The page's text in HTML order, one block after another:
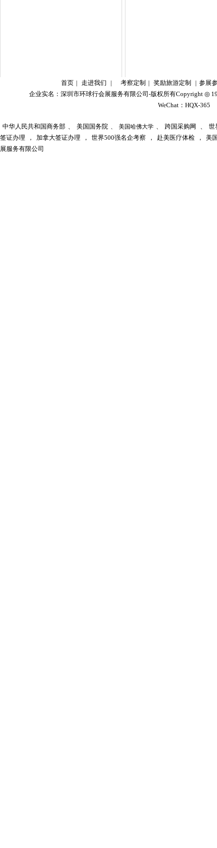
首页 | 走进我们 | 考察定制 | 奖励旅游定制 | 参展
企业实名：深圳市环球行会展服务有限公司-版权所有Copyright ◎
WeChat：HQX-
中华人民共和国商务部 美国国务院 、 美国哈佛大学 跨国采购网
世
签证办理
， 加拿大签证办理 ， 世界500强名企考察 ， 赴美医疗体检 ，
美
展服务有限公司